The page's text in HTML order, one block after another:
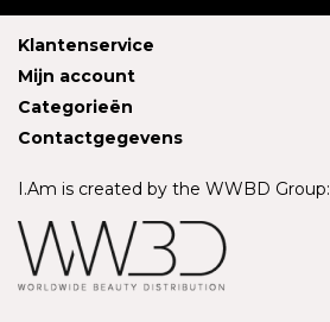
Klantenservice
Mijn account
Categorieën
Contactgegevens
I.Am is created by the WWBD Group: